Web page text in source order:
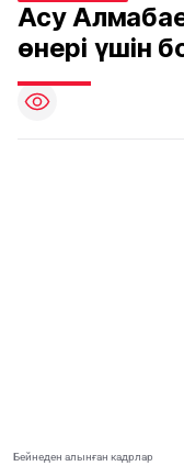
Асу
өнері үшін
Бейнеден алынған кадрлар